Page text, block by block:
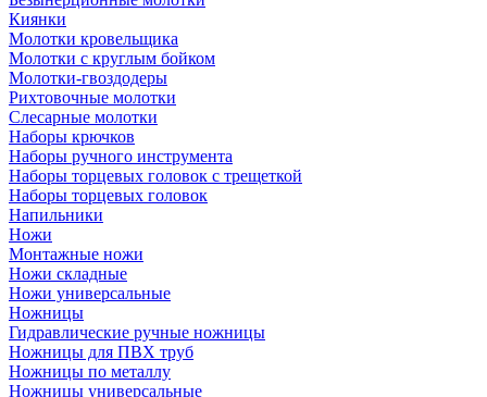
Киянки
Молотки кровельщика
Молотки с круглым бойком
Молотки-гвоздодеры
Рихтовочные молотки
Слесарные молотки
Наборы крючков
Наборы ручного инструмента
Наборы торцевых головок с трещеткой
Наборы торцевых головок
Напильники
Ножи
Монтажные ножи
Ножи складные
Ножи универсальные
Ножницы
Гидравлические ручные ножницы
Ножницы для ПВХ труб
Ножницы по металлу
Ножницы универсальные